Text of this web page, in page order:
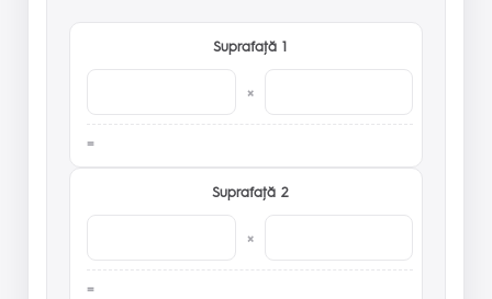
Suprafaţă 1
×
Suprafaţă 2
×